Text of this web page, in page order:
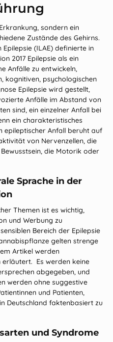
sondern ein
Zustände des Gehirns.
(ILAE) definierte in
2017 Epilepsie als ein
Anfälle zu entwickeln,
kognitiven, psychologischen
Epilepsie wird gestellt,
Anfälle im Abstand von
sind, ein einzelner Anfall bei
ein charakteristisches
epileptischer Anfall beruht auf
von Nervenzellen, die
die Motorik oder
Sprache in der
Themen ist es wichtig,
und Werbung zu
Bereich der Epilepsie
gelten strenge
Artikel werden
erläutert. Es werden keine
abgegeben, und
werden ohne suggestive
und Patienten,
Deutschland faktenbasiert zu
und Syndrome